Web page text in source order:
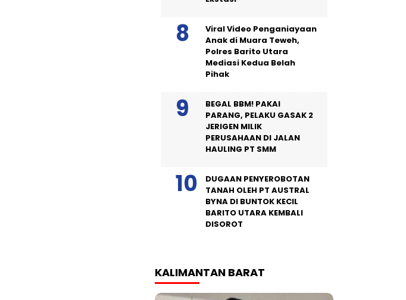
Viral Video Penganiayaan
Anak di Muara Teweh,
Polres Barito Utara
Mediasi Kedua Belah
Pihak
BEGAL BBM! PAKAI
PARANG, PELAKU GASAK 2
JERIGEN MILIK
PERUSAHAAN DI JALAN
HAULING PT SMM
DUGAAN PENYEROBOTAN
TANAH OLEH PT AUSTRAL
BYNA DI BUNTOK KECIL
BARITO UTARA KEMBALI
DISOROT
KALIMANTAN BARAT